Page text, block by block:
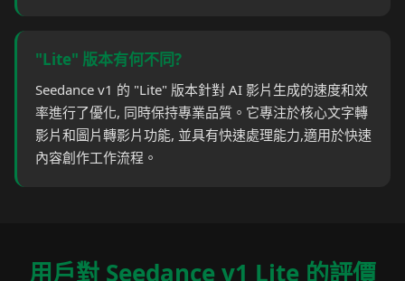
"Lite" 版本有何不同?
Seedance v1 的 "Lite" 版本針對 AI 影片生成的速度和效
率進行了優化, 同時保持專業品質。它專注於核心文字轉
影片和圖片轉影片功能, 並具有快速處理能力,適用於快速
內容創作工作流程。
用戶對 Seedance v1 Lite 的評價